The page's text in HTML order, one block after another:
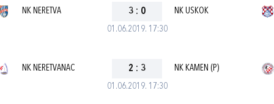
01.06.2019. 17:30
NK NERETVA 3 : 0 NK USKOK
01.06.2019. 17:30
NK NERETVANAC 2 : 3 NK KAMEN (P)